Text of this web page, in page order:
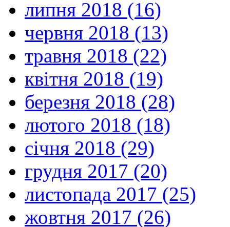
липня 2018 (16)
червня 2018 (13)
травня 2018 (22)
квітня 2018 (19)
березня 2018 (28)
лютого 2018 (18)
січня 2018 (29)
грудня 2017 (20)
листопада 2017 (25)
жовтня 2017 (26)